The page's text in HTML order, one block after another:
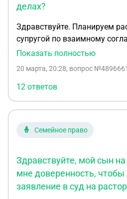
делах?
Здравствуйте. Планируем расторжение брака с
супругой по взаимному
нажитого имущества - два
распределению нет. Супруга является
индивидуальным
брака я принимал
развитии её бизнеса
признаёт данный вклад и
наличными, оставшуюся
000 рублей — равными
месяцев. Возникли следующие вопросы: 1. Каким
образом юридически
Показать полностью
20 марта, 20:28, вопрос
12 ответов
Семейное право
Здравствуйте, мой сын
мне доверенность, чтобы
заявление в суд на